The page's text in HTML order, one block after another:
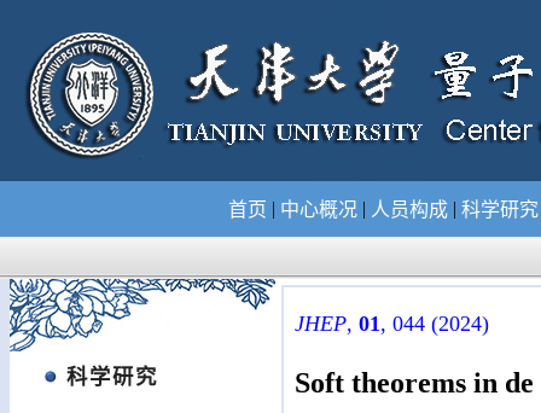
首页 | 中心概况 | 人员构成 | 科学研
科学研究
JHEP, 01, 044 (2024)
Soft theorems in